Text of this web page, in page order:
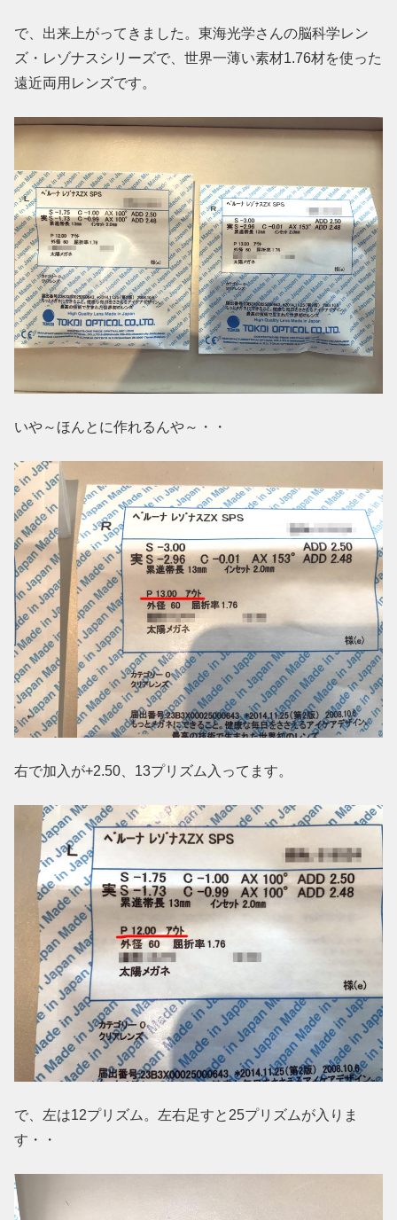
で、出来上がってきました。東海光学さんの脳科学レン
ズ・レゾナスシリーズで、世界一薄い素材1.76材を使った
遠近両用レンズです。
いや～ほんとに作れるんや～・・
右で加入が+2.50、13プリズム入ってます。
で、左は12プリズム。左右足すと25プリズムが入りま
す・・